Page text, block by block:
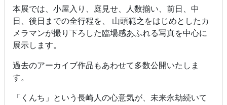
本展では、小屋入り、庭見せ、人数揃い、前日、中
日、後日までの全行程を、 山頭範之をはじめとしたカ
メラマンが撮り下ろした臨場感あふれる写真を中心に
展示します。
過去のアーカイブ作品もあわせて多数公開いたしま
す。
「くんち」という長崎人の心意気が、未来永劫続いて